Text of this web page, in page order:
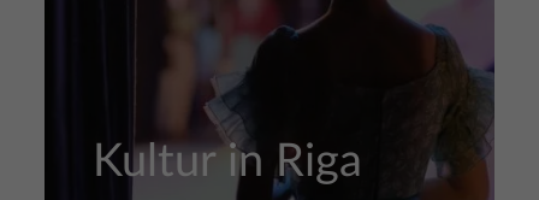
Kultur in Riga